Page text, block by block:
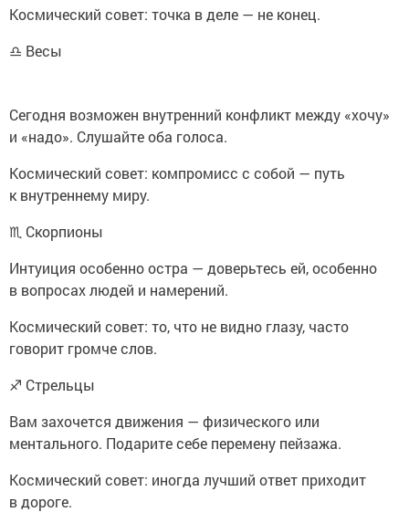
Космический совет: точка в деле — не конец.
♎ Весы
Сегодня возможен внутренний конфликт между «хочу»
и «надо». Слушайте оба голоса.
Космический совет: компромисс с собой — путь
к внутреннему миру.
♏ Скорпионы
Интуиция особенно остра — доверьтесь ей, особенно
в вопросах людей и намерений.
Космический совет: то, что не видно глазу, часто
говорит громче слов.
♐ Стрельцы
Вам захочется движения — физического или
ментального. Подарите себе перемену пейзажа.
Космический совет: иногда лучший ответ приходит
в дороге.